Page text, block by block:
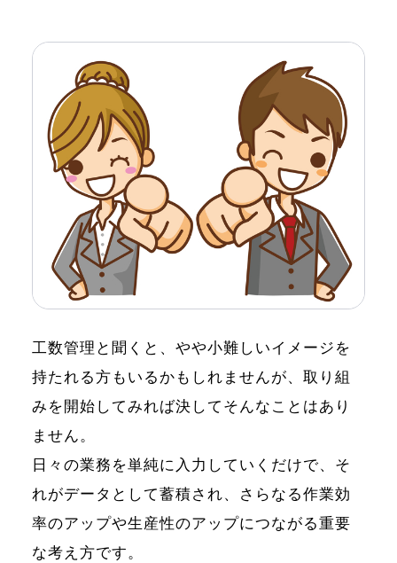
工数管理と聞くと、やや小難しいイメージを
持たれる方もいるかもしれませんが、取り組
みを開始してみれば決してそんなことはあり
ません。
日々の業務を単純に入力していくだけで、そ
れがデータとして蓄積され、さらなる作業効
率のアップや生産性のアップにつながる重要
な考え方です。